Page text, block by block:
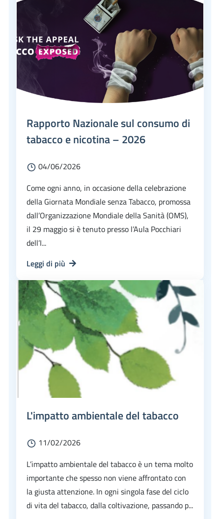
Rapporto Nazionale sul consumo di
tabacco e nicotina – 2026
04/06/2026
Come ogni anno, in occasione della celebrazione
della Giornata Mondiale senza Tabacco, promossa
dall’Organizzazione Mondiale della Sanità (OMS),
il 29 maggio si è tenuto presso l’Aula Pocchiari
dell’I...
Leggi di più
L'impatto ambientale del tabacco
11/02/2026
L’impatto ambientale del tabacco è un tema molto
importante che spesso non viene affrontato con
la giusta attenzione. In ogni singola fase del ciclo
di vita del tabacco, dalla coltivazione, passando p...